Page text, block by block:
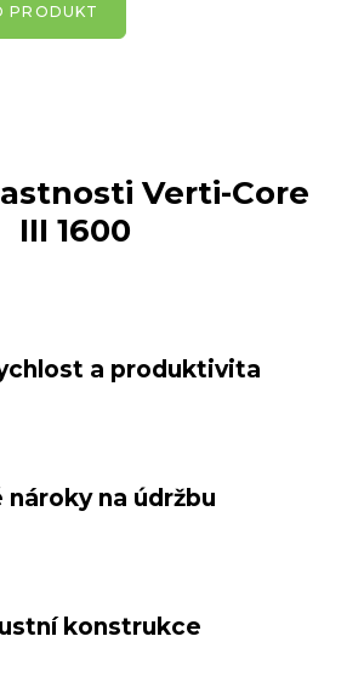
PRODUKT
Verti-Core
III 1600
a produktivita
nároky na údržbu
konstrukce